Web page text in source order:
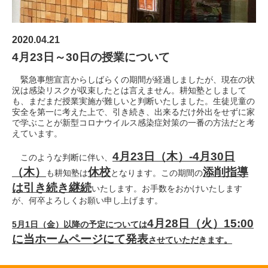
2020.04.21
4月23日～30日の授業について
緊急事態宣言からしばらくの期間が経過しましたが、現在の状
況は感染リスクが収束したとは言えません。耕知塾としまして
も、まだまだ授業実施が難しいと判断いたしました。生徒児童の
安全を第一に考えた上で、引き続き、出来るだけ外出をせずに家
で学ぶことが新型コロナウイルス感染症対策の一番の方法だと考
えています。
このような判断に伴い、 4月23日（木）-4月30日
（木）
も耕知塾は休校となります。この期間の添削指導
は引き続き継続いたします。お手数をおかけいたします
が、何卒よろしくお願い申し上げます。
5月1日（金）以降の予定については4月28日（火）15:00
に当ホームページにて発表させていただきます。